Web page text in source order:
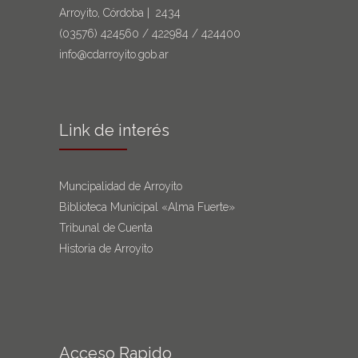
Arroyito, Córdoba | 2434
(03576) 424560 / 422984 / 424400
info@cdarroyito.gob.ar
Link de interés
Muncipalidad de Arroyito
Biblioteca Municipal «Alma Fuerte»
Tribunal de Cuenta
Historia de Arroyito
Acceso Rapido